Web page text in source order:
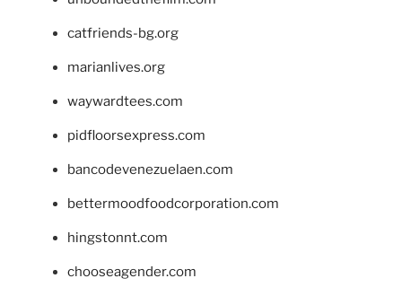
catfriends-bg.org
marianlives.org
waywardtees.com
pidfloorsexpress.com
bancodevenezuelaen.com
bettermoodfoodcorporation.com
hingstonnt.com
chooseagender.com